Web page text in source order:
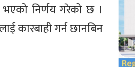
भएको निर्णय गरेको छ ।
कारबाही गर्न छानबिन